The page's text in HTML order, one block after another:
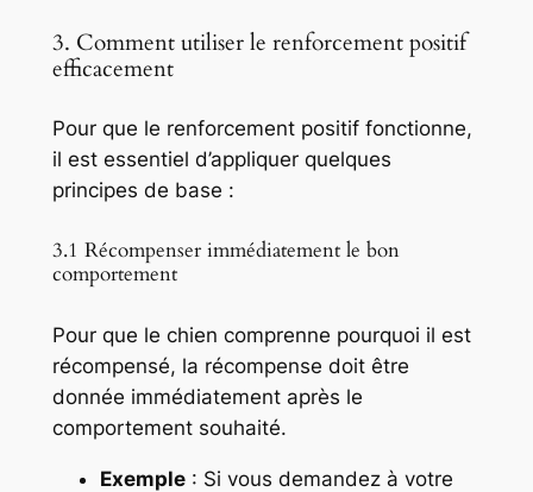
3. Comment utiliser le renforcement positif
efficacement
Pour que le renforcement positif fonctionne,
il est essentiel d’appliquer quelques
principes de base :
3.1 Récompenser immédiatement le bon
comportement
Pour que le chien comprenne pourquoi il est
récompensé, la récompense doit être
donnée immédiatement après le
comportement souhaité.
Exemple: Si vous demandez à votre